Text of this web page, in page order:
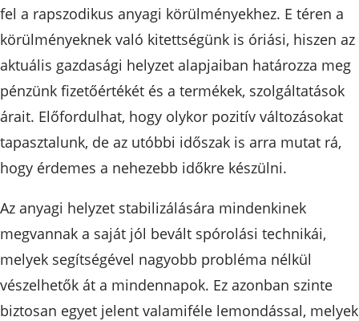
fel a rapszodikus anyagi körülményekhez. E téren a
körülményeknek való kitettségünk is óriási, hiszen az
aktuális gazdasági helyzet alapjaiban határozza meg
pénzünk fizetőértékét és a termékek, szolgáltatások
árait. Előfordulhat, hogy olykor pozitív változásokat
tapasztalunk, de az utóbbi időszak is arra mutat rá,
hogy érdemes a nehezebb időkre készülni.
Az anyagi helyzet stabilizálására mindenkinek
megvannak a saját jól bevált spórolási technikái,
melyek segítségével nagyobb probléma nélkül
vészelhetők át a mindennapok. Ez azonban szinte
biztosan egyet jelent valamiféle lemondással, melyek